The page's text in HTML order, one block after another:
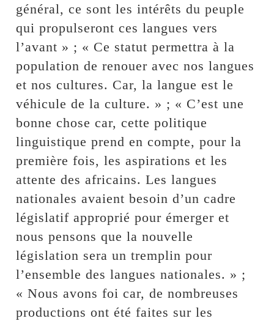
général, ce sont les intérêts du peuple
qui propulseront ces langues vers
l’avant » ; « Ce statut permettra à la
population de renouer avec nos langues
et nos cultures. Car, la langue est le
véhicule de la culture. » ; « C’est une
bonne chose car, cette politique
linguistique prend en compte, pour la
première fois, les aspirations et les
attente des africains. Les langues
nationales avaient besoin d’un cadre
législatif approprié pour émerger et
nous pensons que la nouvelle
législation sera un tremplin pour
l’ensemble des langues nationales. » ;
« Nous avons foi car, de nombreuses
productions ont été faites sur les